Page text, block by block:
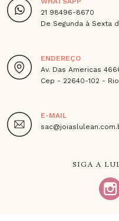
21 98496-8670
De Segunda à Sexta
ENDEREÇO
Av. Das Americas
Cep - 22640-102 -
E-MAIL
SIGA A